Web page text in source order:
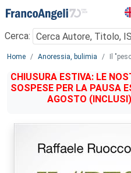
Menu
Cerca:
Main content
Home Anoressia, bulimia Il
CHIUSURA ESTIVA: LE
SOSPESE PER LA PAUSA
AGOSTO